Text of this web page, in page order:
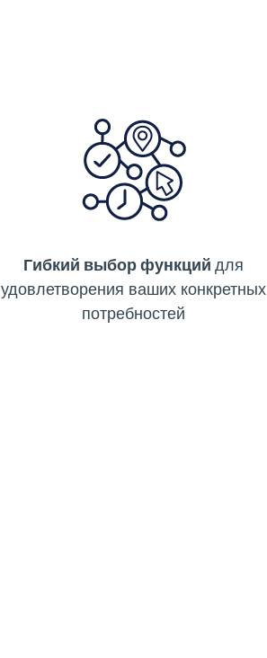
Гибкий выбор функций для
удовлетворения ваших конкретных
потребностей